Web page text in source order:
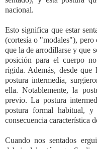
nacional.
Esto significa que estar
(cortesía o "modales"), pero
que la de arrodillarse y que
posición para el cuerpo
rígida. Además, desde que
postura intermedia,
ella. Notablemente, la
previo. La postura
postura formal habitual,
consecuencia característica
Cuando nos sentados